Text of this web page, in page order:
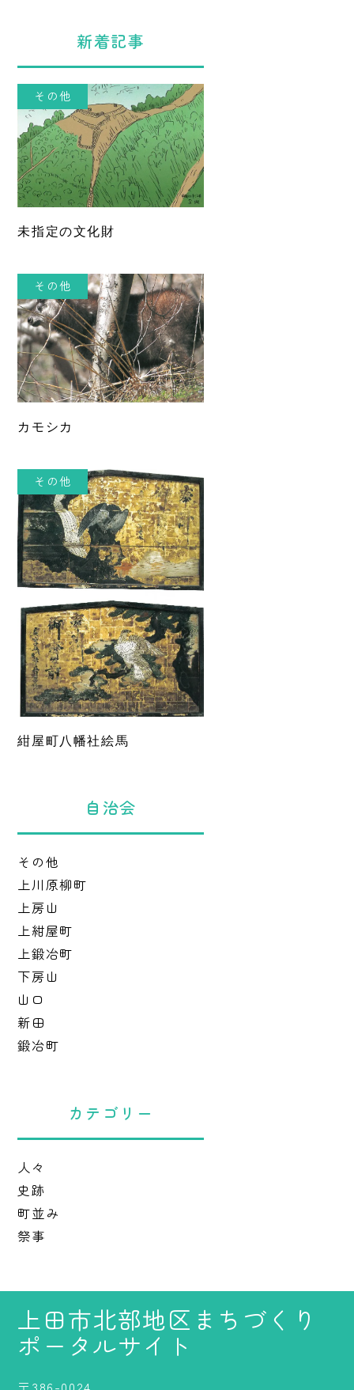
新着記事
その他
未指定の文化財
その他
カモシカ
その他
紺屋町八幡社絵馬
自治会
その他
上川原柳町
上房山
上紺屋町
上鍛冶町
下房山
山口
新田
鍛冶町
カテゴリー
人々
史跡
町並み
祭事
上田市北部地区まちづくり
ポータルサイト